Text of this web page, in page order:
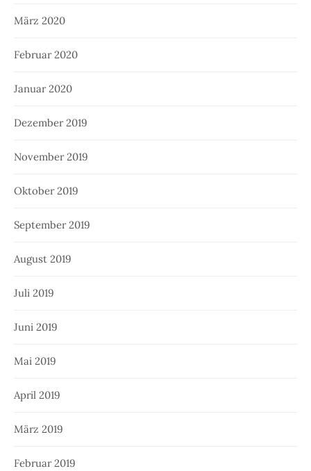
März 2020
Februar 2020
Januar 2020
Dezember 2019
November 2019
Oktober 2019
September 2019
August 2019
Juli 2019
Juni 2019
Mai 2019
April 2019
März 2019
Februar 2019